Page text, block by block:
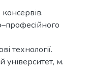
технології.
м.